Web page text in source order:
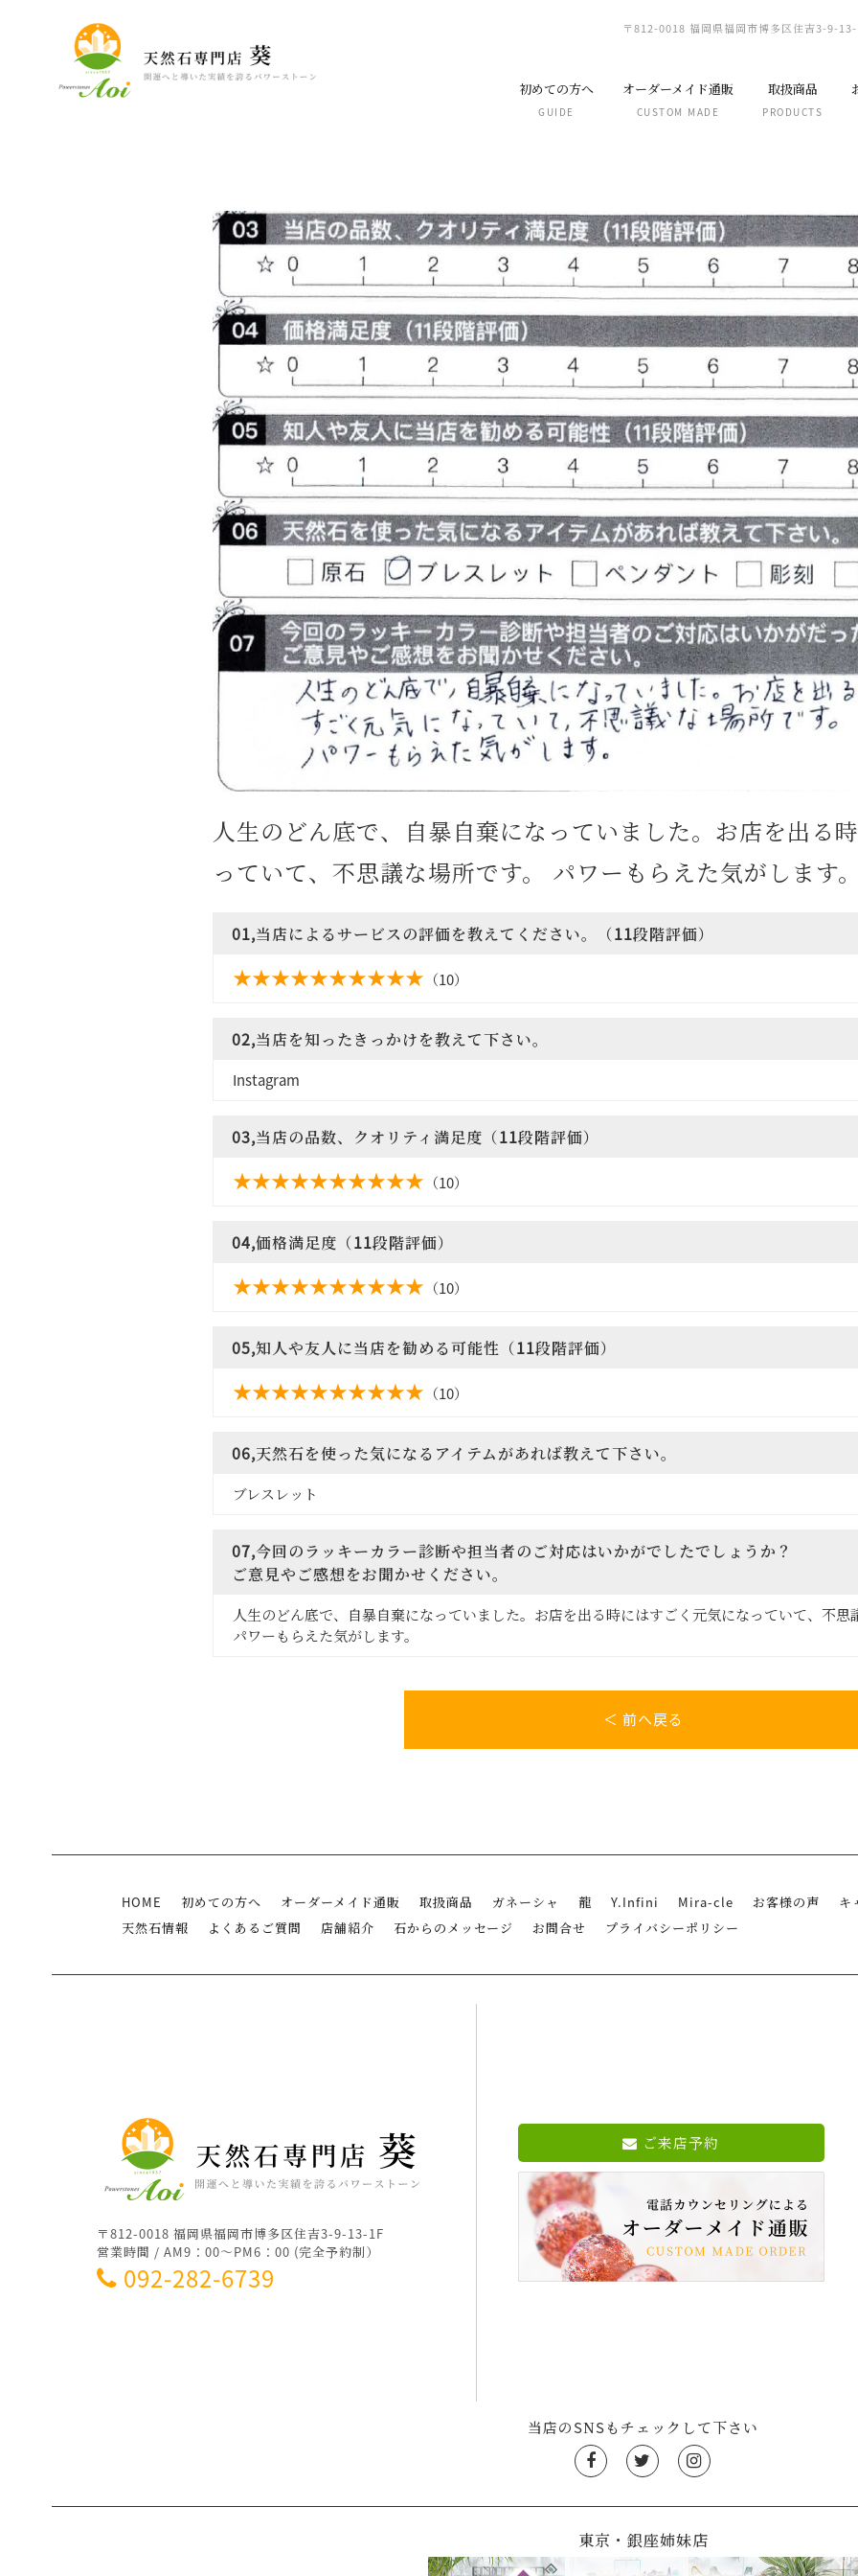
〒812-0018 福岡県福岡市博多区住吉3-9-
初めての方へ
GUIDE
オーダーメイド通販
CUSTOM MADE
取扱商品
PRODUCTS
人生のどん底で、自暴自棄になっていました。お店を出る
っていて、不思議な場所です。 パワーもらえた気がします
01,当店によるサービスの評価を教えてください。（11段階評価）
（10）
02,当店を知ったきっかけを教えて下さい。
Instagram
03,当店の品数、クオリティ満足度（11段階評価）
（10）
04,価格満足度（11段階評価）
（10）
05,知人や友人に当店を勧める可能性（11段階評価）
（10）
06,天然石を使った気になるアイテムがあれば教えて下さい。
ブレスレット
07,今回のラッキーカラー診断や担当者のご対応はいかがでしたでしょうか？
ご意見やご感想をお聞かせください。
人生のどん底で、自暴自棄になっていました。お店を出る時にはすごく元気になっていて、不思
パワーもらえた気がします。
＜ 前へ戻る
HOME 初めての方へ オーダーメイド通販 取扱商品 ガネーシャ 龍 Y.Infini Mira-cle お客様の声
キ
天然石情報
よくあるご質問 店舗紹介 石からのメッセージ お問合せ プライバシーポリシー
〒812-0018 福岡県福岡市博多区住吉3-9-13-1F
営業時間 / AM9：00～PM6：00 (完全予約制）
092-282-6739
ご来店予約
当店のSNSもチェックして下さい
東京・銀座姉妹店